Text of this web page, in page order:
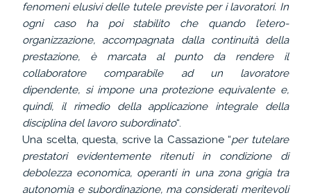
fenomeni elusivi delle tutele previste per i lavoratori. In
ogni caso ha poi stabilito che quando l’etero-
organizzazione, accompagnata dalla continuità della
prestazione, è marcata al punto da rendere il
collaboratore comparabile ad un lavoratore
dipendente, si impone una protezione equivalente e,
quindi, il rimedio della applicazione integrale della
disciplina del lavoro subordinato“.
Una scelta, questa, scrive la Cassazione “per tutelare
prestatori evidentemente ritenuti in condizione di
debolezza economica, operanti in una zona grigia tra
autonomia e subordinazione, ma considerati meritevoli